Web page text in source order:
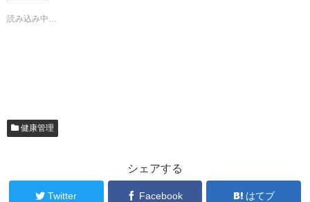
読み込み中…
健康管理
シェアする
Twitter Facebook はてブ